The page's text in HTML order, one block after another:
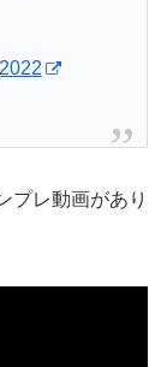
プレ動画があり